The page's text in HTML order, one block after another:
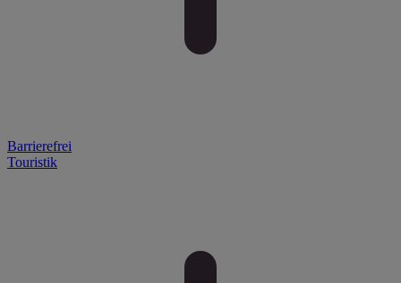
Barrierefrei
Touristik